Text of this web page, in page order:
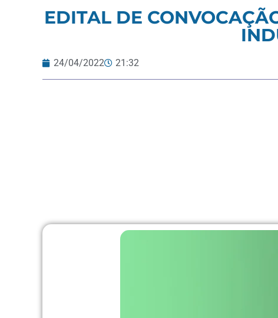
EDITAL DE
24/04/2022 21:32